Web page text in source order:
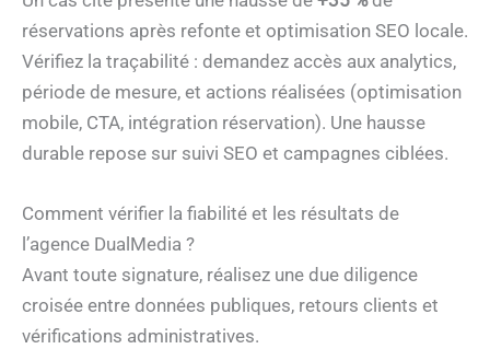
réservations après refonte et optimisation SEO locale.
Vérifiez la traçabilité : demandez accès aux analytics,
période de mesure, et actions réalisées (optimisation
mobile, CTA, intégration réservation). Une hausse
durable repose sur suivi SEO et campagnes ciblées.
Comment vérifier la fiabilité et les résultats de
l’agence DualMedia ?
Avant toute signature, réalisez une due diligence
croisée entre données publiques, retours clients et
vérifications administratives.